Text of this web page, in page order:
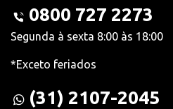
0800 727 2273
Segunda à sexta 8:00 às 18:00
*Exceto feriados
(31) 2107-2045